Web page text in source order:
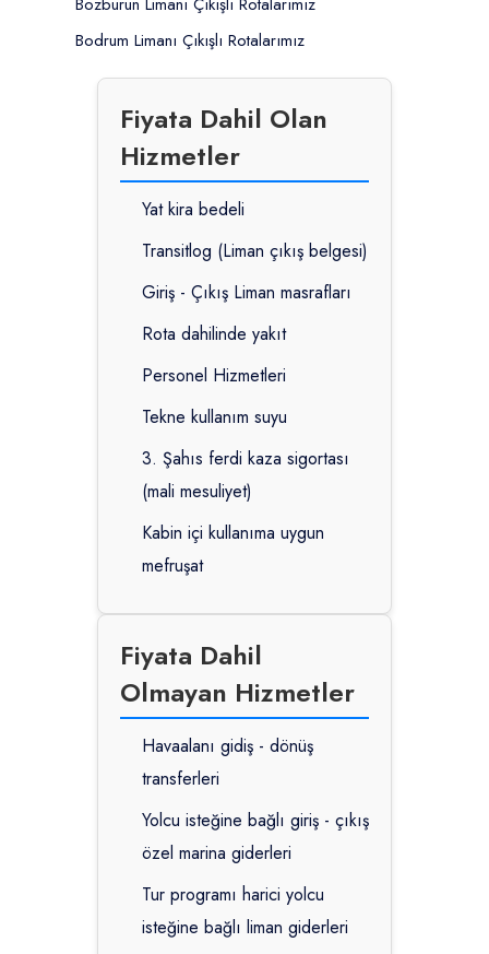
Bodrum Limanı Çıkışlı Rotalarımız
Fiyata Dahil Olan
Hizmetler
Yat kira bedeli
Transitlog (Liman çıkış belgesi)
Giriş - Çıkış Liman masrafları
Rota dahilinde yakıt
Personel Hizmetleri
Tekne kullanım suyu
3. Şahıs ferdi kaza sigortası
(mali mesuliyet)
Kabin içi kullanıma uygun
mefruşat
Fiyata Dahil
Olmayan Hizmetler
Havaalanı gidiş - dönüş
transferleri
Yolcu isteğine bağlı giriş - çıkış
özel marina giderleri
Tur programı harici yolcu
isteğine bağlı liman giderleri